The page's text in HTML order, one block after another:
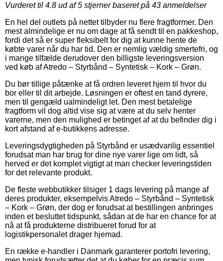
Vurderet til 4.8 ud af 5 stjerner baseret på 43 anmeldelser
En hel del outlets på nettet tilbyder nu flere fragtformer. Den
mest almindelige er nu om dage at få sendt til en pakkeshop,
fordi det så er super fleksibelt for dig at kunne hente de
købte varer når du har tid. Den er nemlig vældig smertefri, og
i mange tilfælde derudover den billigste leveringsversion
ved køb af Atredo – Styrbånd – Syntetisk – Kork – Grøn.
Du bør tillige påtænke at få ordren leveret hjem til hvor du
bor eller til dit arbejde. Løsningen er oftest en tand dyrere,
men til gengæld ualmindeligt let. Den mest betalelige
fragtform vil dog altid vise sig at være at du selv henter
varerne, men den mulighed er betinget af at du befinder dig i
kort afstand af e-butikkens adresse.
Leveringsdygtigheden på Styrbånd er usædvanlig essentiel
forudsat man har brug for dine nye varer lige om lidt, så
herved er det komplet vigtigt at man checker leveringstiden
for det relevante produkt.
De fleste webbutikker tilsiger 1 dags levering på mange af
deres produkter, eksempelvis Atredo – Styrbånd – Syntetisk
– Kork – Grøn, der dog er forudsat at bestillingen anbringes
inden et besluttet tidspunkt, sådan at de har en chance for at
nå at få produkterne distribueret forud for at
logistikpersonalet drager hjemad.
En række e-handler i Danmark garanterer portofri levering,